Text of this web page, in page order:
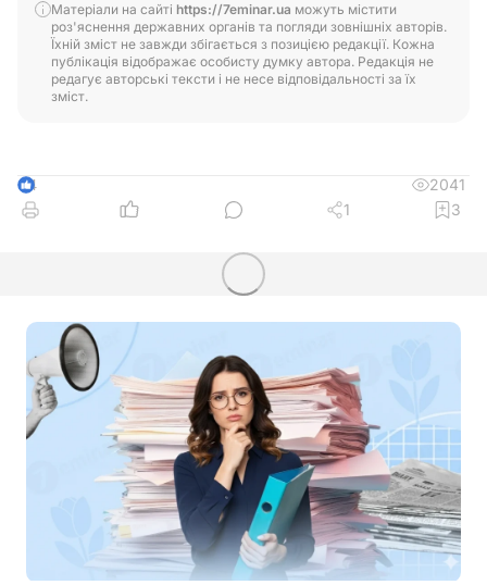
Матеріали на сайті https://7eminar.ua можуть містити
роз'яснення державних органів та погляди зовнішніх авторів.
Їхній зміст не завжди збігається з позицією редакції. Кожна
публікація відображає особисту думку автора. Редакція не
редагує авторські тексти і не несе відповідальності за їх
зміст.
4
2041
1
3